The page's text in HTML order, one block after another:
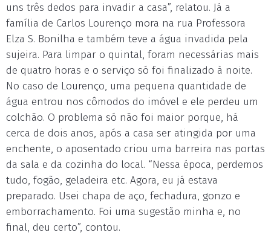
uns três dedos para invadir a casa”, relatou. Já a
família de Carlos Lourenço mora na rua Professora
Elza S. Bonilha e também teve a água invadida pela
sujeira. Para limpar o quintal, foram necessárias mais
de quatro horas e o serviço só foi finalizado à noite.
No caso de Lourenço, uma pequena quantidade de
água entrou nos cômodos do imóvel e ele perdeu um
colchão. O problema só não foi maior porque, há
cerca de dois anos, após a casa ser atingida por uma
enchente, o aposentado criou uma barreira nas portas
da sala e da cozinha do local. “Nessa época, perdemos
tudo, fogão, geladeira etc. Agora, eu já estava
preparado. Usei chapa de aço, fechadura, gonzo e
emborrachamento. Foi uma sugestão minha e, no
final, deu certo”, contou.